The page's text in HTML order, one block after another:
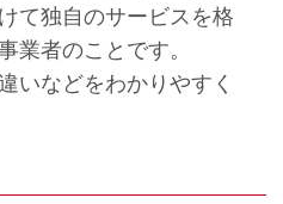
て独自のサービスを格
業者のことです。
いなどをわかりやすく